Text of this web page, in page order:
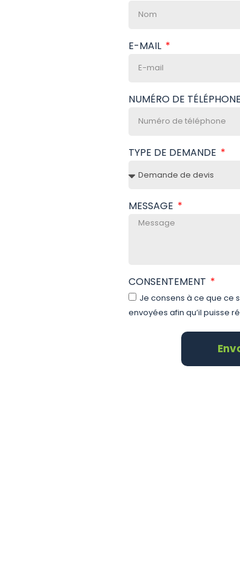
E-MAIL
NUMÉRO DE TÉLÉPHONE
TYPE DE DEMANDE
MESSAGE
CONSENTEMENT
Je consens à ce que ce
envoyées afin qu’il puisse